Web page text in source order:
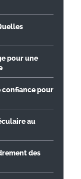
pour une
confiance pour
au
des